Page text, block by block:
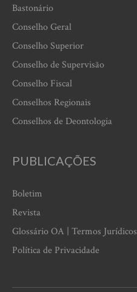
Bastonário
Conselho Geral
Conselho Superior
Conselho de Supervisão
Conselho Fiscal
Conselhos Regionais
Conselhos de Deontologia
PUBLICAÇÕES
Boletim
Revista
Glossário OA | Termos Jurídicos
Política de Privacidade